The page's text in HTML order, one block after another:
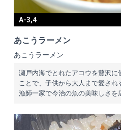
A-3,4
あこうラーメン
あこうラーメン
瀬戸内海でとれたアコウを贅沢に
ことで、子供から大人まで愛され
漁師一家で今治の魚の美味しさを